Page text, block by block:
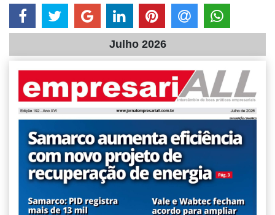
Julho 2026